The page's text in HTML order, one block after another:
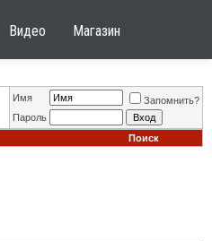
Видео Магазин
Имя
Запомнить?
Пароль
Поиск